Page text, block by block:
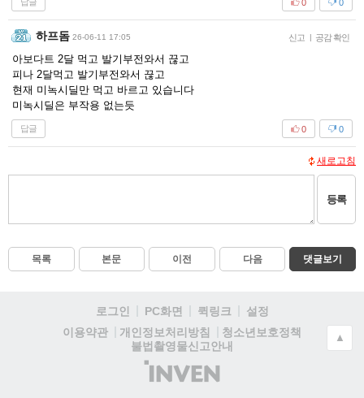
0
0
하프돔 26-06-11 17:05 신고 | 공감 확인
아보다트 2달 먹고 발기부전와서 끊고
피나 2달먹고 발기부전와서 끊고
현재 미녹시딜만 먹고 바르고 있습니다
미녹시딜은 부작용 없는듯
답글 0
0
새로고침
등록
목록 본문 이전 다음 댓글보기
로그인 PC화면 퀵링크
설정
이용약관
개인정보처리방침
청소년보호정책
불법촬영물신고안내
(주)
인
▲